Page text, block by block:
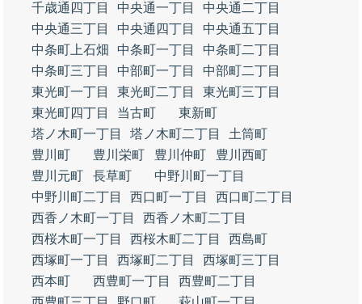
千歳通四丁目
中央通一丁目
中央通二丁目
中央通三丁目
中央通四丁目
中央通五丁目
中条町上石畑
中条町一丁目
中条町二丁目
中条町三丁目
中部町一丁目
中部町二丁目
東光町一丁目
東光町二丁目
東光町三丁目
東光町四丁目
当古町
東新町
塔ノ木町一丁目
塔ノ木町二丁目
土筒町
豊川町
豊川栄町 豊川仲町
豊川西町
豊川元町
長草町
中野川町一丁目
中野川町二丁目
西口町一丁目
西口町二丁目
西香ノ木町一丁目
西香ノ木町二丁目
西桜木町一丁目
西桜木町二丁目
西島町
西塚町一丁目
西塚町二丁目
西塚町三丁目
西本町
西豊町一丁目
西豊町二丁目